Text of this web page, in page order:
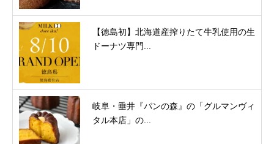
【徳島初】北海道産搾りたて牛乳使用の生
ドーナツ専門...
岐阜・垂井『パンの森』の「グルマンヴィ
タル本店」の...